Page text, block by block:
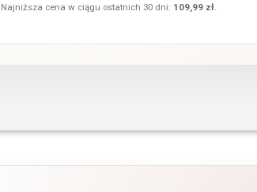
Najniższa cena w ciągu ostatnich 30 dni: 109,99 zł.